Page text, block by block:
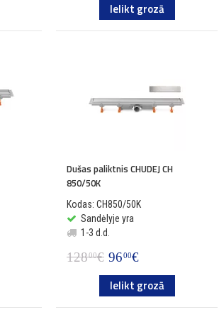
Ielikt grozā
Dušas paliktnis CHUDEJ CH
850/50K
Kodas: CH850/50K
Sandėlyje yra
1-3 d.d.
12800€ 96 00€
Ielikt grozā